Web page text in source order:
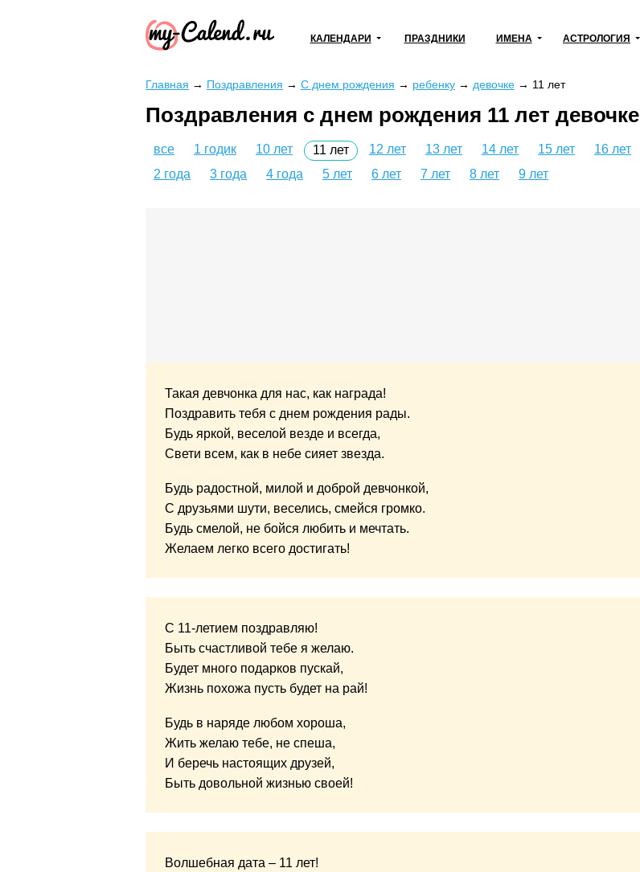
КАЛЕНДАРИ ПРАЗДНИКИ ИМЕНА АСТРОЛОГИЯ
Главная → Поздравления → С днем рождения → ребенку → девочке → 11 лет
Поздравления с днем рождения 11 лет девочке
все 1 годик 10 лет 11 лет 12 лет 13 лет 14 лет 15 лет 16 лет
2 года
3 года 4 года 5 лет 6 лет 7 лет 8 лет 9 лет
Такая девчонка для нас, как награда!
Поздравить тебя с днем рождения рады.
Будь яркой, веселой везде и всегда,
Свети всем, как в небе сияет звезда.
Будь радостной, милой и доброй девчонкой,
С друзьями шути, веселись, смейся громко.
Будь смелой, не бойся любить и мечтать.
Желаем легко всего достигать!
С 11-летием поздравляю!
Быть счастливой тебе я желаю.
Будет много подарков пускай,
Жизнь похожа пусть будет на рай!
Будь в наряде любом хороша,
Жить желаю тебе, не спеша,
И беречь настоящих друзей,
Быть довольной жизнью своей!
Волшебная дата – 11 лет!